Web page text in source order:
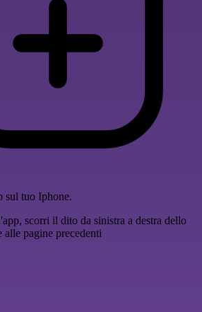
sul tuo Iphone.
scorri il dito da sinistra a destra dello
alle pagine precedenti